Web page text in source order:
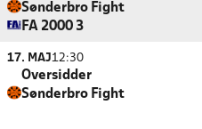
Sønderbro Fight
FA 2000 3
17. MAJ12:30
Oversidder
Sønderbro Fight